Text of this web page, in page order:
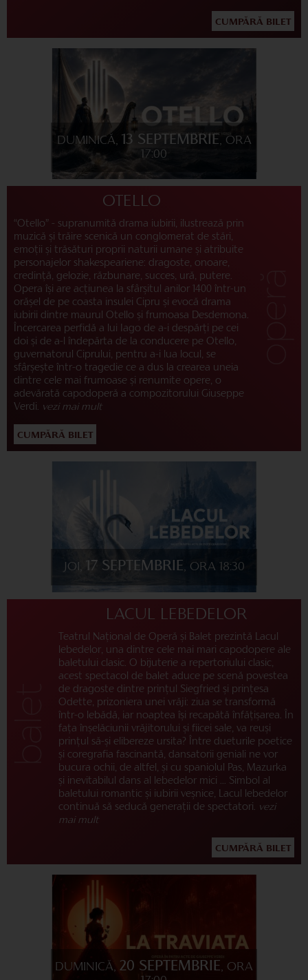
CUMPĂRĂ BILET
OTELLO
“Otello” - supranumită drama iubirii, ilustrează prin
muzică și trăire scenică un conglomerat de stări,
emoții și trăsături proprii naturii umane și atribuite
personajelor shakespeariene: dragoste, onoare,
credință, gelozie, răzbunare, succes, ură, putere.
Opera își are acțiunea la sfârșitul anilor 1400 într-un
orășel de pe coasta insulei Cipru și evocă drama
iubirii dintre maurul Otello și frumoasa Desdemona.
Încercarea perfidă a lui Iago de a-i despărți pe cei
doi și de a-l îndepărta de la conducere pe Otello,
guvernatorul Ciprului, pentru a-i lua locul, se
sfârșește într-o tragedie ce a dus la crearea uneia
dintre cele mai frumoase și renumite opere, o
adevărată capodoperă a compozitorului Giuseppe
Verdi. vezi mai mult
CUMPĂRĂ BILET
DUMINICĂ, 13 SEPTEMBRIE, ORA
17:00
JOI, 17 SEPTEMBRIE, ORA 18:30
LACUL LEBEDELOR
Teatrul Național de Operă și Balet prezintă Lacul
lebedelor, una dintre cele mai mari capodopere ale
baletului clasic. O bijuterie a repertoriului clasic,
acest spectacol de balet aduce pe scenă povestea
de dragoste dintre prințul Siegfried și prințesa
Odette, prizoniera unei vrăji: ziua se transformă
într-o lebădă, iar noaptea își recapătă înfățișarea. În
fața înșelăciunii vrăjitorului și fiicei sale, va reuși
prințul să-și elibereze ursita? Între dueturile poetice
și coregrafia fascinantă, dansatorii geniali ne vor
bucura ochii, de altfel, și cu spaniolul Pas, Mazurka
și inevitabilul dans al lebedelor mici ... Simbol al
baletului romantic și iubirii veșnice, Lacul lebedelor
continuă să seducă generații de spectatori. vezi
mai mult
CUMPĂRĂ BILET
DUMINICĂ, 20 SEPTEMBRIE, ORA